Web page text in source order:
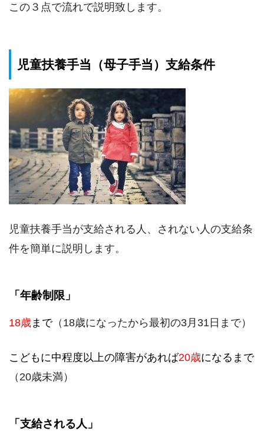
この３点で流れで説明致します。
児童扶養手当（母子手当）支給条件
児童扶養手当が支給される人、されない人の支給条
件を簡単に説明します。
「年齢制限」
18歳まで（18歳になったから最初の3月31日まで）
こどもに中程度以上の障害があれば20歳になるまで
（20歳未満）
「支給される人」